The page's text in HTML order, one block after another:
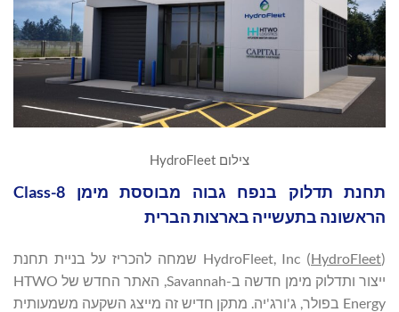
צילום HydroFleet
תחנת תדלוק בנפח גבוה מבוססת מימן Class-8
הראשונה בתעשייה בארצות הברית
HydroFleet, Inc (HydroFleet
) שמחה להכריז על בניית תחנת
ייצור ותדלוק מימן חדשה ב-Savannah, האתר החדש של HTWO
Energy בפולר, ג'ורג'יה. מתקן חדיש זה מייצג השקעה משמעותית